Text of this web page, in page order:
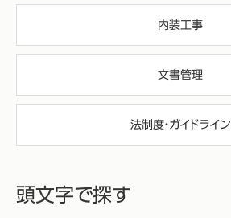
内装工事
文書管理
法制度・ガイドライン
頭文字で探す